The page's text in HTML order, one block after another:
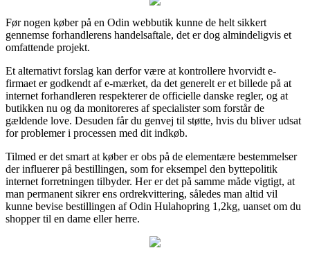
Før nogen køber på en Odin webbutik kunne de helt sikkert
gennemse forhandlerens handelsaftale, det er dog almindeligvis et
omfattende projekt.
Et alternativt forslag kan derfor være at kontrollere hvorvidt e-
firmaet er godkendt af e-mærket, da det generelt er et billede på at
internet forhandleren respekterer de officielle danske regler, og at
butikken nu og da monitoreres af specialister som forstår de
gældende love. Desuden får du genvej til støtte, hvis du bliver udsat
for problemer i processen med dit indkøb.
Tilmed er det smart at køber er obs på de elementære bestemmelser
der influerer på bestillingen, som for eksempel den byttepolitik
internet forretningen tilbyder. Her er det på samme måde vigtigt, at
man permanent sikrer ens ordrekvittering, således man altid vil
kunne bevise bestillingen af Odin Hulahopring 1,2kg, uanset om du
shopper til en dame eller herre.